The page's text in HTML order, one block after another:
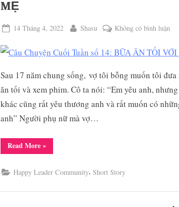
Toggle
sub-
menu
MẸ
Posted
14 Tháng 4, 2022 By
Shasu Không có bình luận
số
14:
Sau 17 năm chung sống, vợ tôi bỗng muốn tôi
ăn tối và xem phim. Cô ta nói: “Em yêu anh,
khác cũng rất yêu thương anh và rất muốn có
anh” Người phụ nữ mà vợ…
Read More“Câu
Chuyện
số
ĂN
»
Happy Leader Community, Short Story